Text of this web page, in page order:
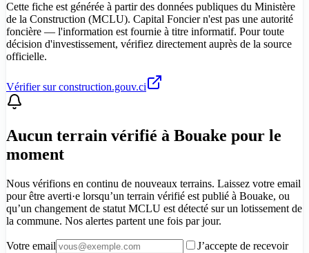
Cette fiche est générée à partir des données publiques du Ministère
de la Construction (MCLU). Capital Foncier n'est pas une autorité
foncière — l'information est fournie à titre informatif. Pour toute
décision d'investissement, vérifiez directement auprès de la source
officielle.
Vérifier sur construction.gouv.ci
Aucun terrain vérifié à Bouake pour le
moment
Nous vérifions en continu de nouveaux terrains. Laissez votre email
pour être averti·e lorsqu’un terrain vérifié est publié à Bouake, ou
qu’un changement de statut MCLU est détecté sur un lotissement de
la commune. Nos alertes partent une fois par jour.
Votre email
J’accepte de recevoir